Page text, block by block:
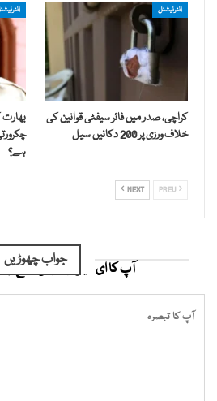
انٹرنیشنل
کراچی، صدر میں فائر سیفٹی قوانین کی
خلاف ورزی پر 200 دکانیں سیل
بھارت
ہے؟
NEXT
جواب چھوڑیں
آپ کا ای میل ایڈریس شائع